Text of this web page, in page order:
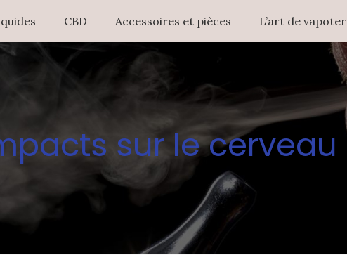
CBD Accessoires et pièces L’art de vapoter
sur le cerveau